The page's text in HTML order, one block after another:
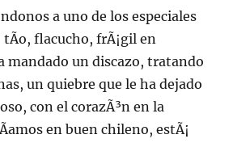
a uno de los especiales
tÃ­o, flacucho, frÃ¡gil en
mandado un discazo, tratando
un quiebre que le ha dejado
con el corazÃ³n en la
en buen chileno, estÃ¡